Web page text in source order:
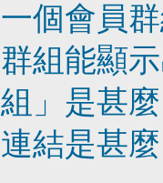
個會員
組能顯
」是甚
結是甚